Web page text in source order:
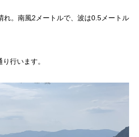
れ。南風2メートルで、波は0.5メートル
行います。